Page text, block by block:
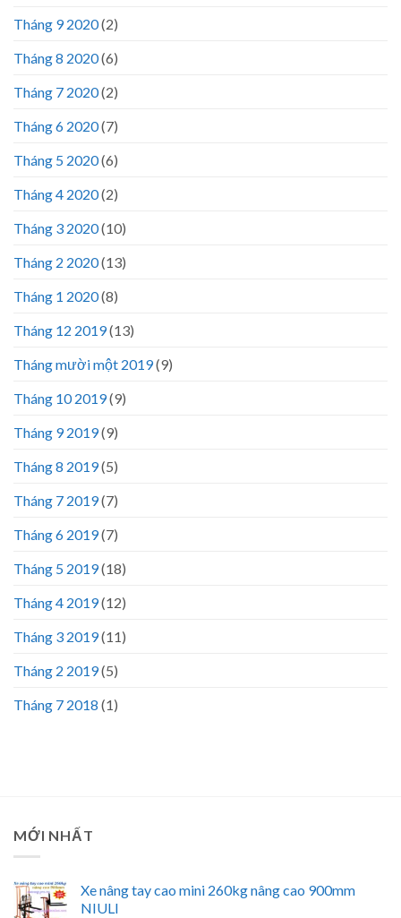
Tháng 9 2020(2)
Tháng 8 2020(6)
Tháng 7 2020(2)
Tháng 6 2020(7)
Tháng 5 2020(6)
Tháng 4 2020(2)
Tháng 3 2020(10)
Tháng 2 2020(13)
Tháng 1 2020(8)
Tháng 12 2019(13)
Tháng mười một 2019(9)
Tháng 10 2019(9)
Tháng 9 2019(9)
Tháng 8 2019(5)
Tháng 7 2019(7)
Tháng 6 2019(7)
Tháng 5 2019(18)
Tháng 4 2019(12)
Tháng 3 2019(11)
Tháng 2 2019(5)
Tháng 7 2018 (1)
MỚI NHẤT
Xe nâng tay cao mini 260kg nâng cao 900mm
NIULI